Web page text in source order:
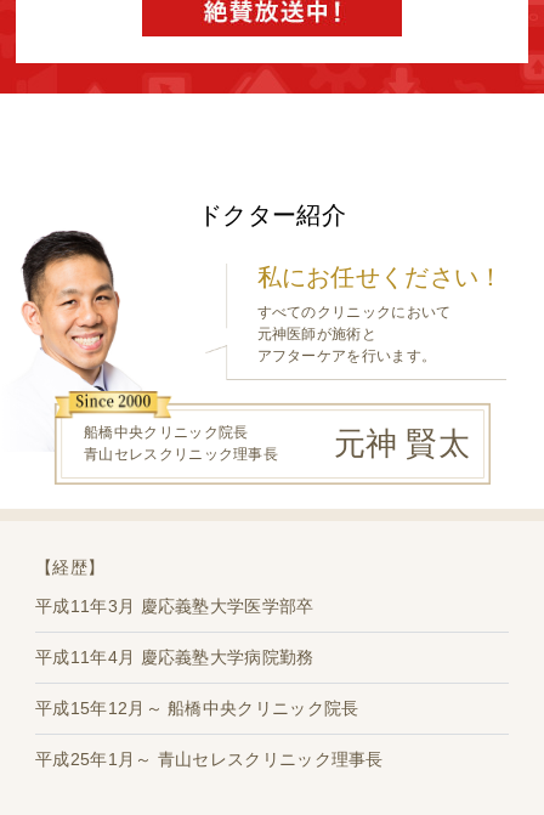
ドクター紹介
私にお任せください！
すべてのクリニックにおいて
元神医師が施術と
アフターケアを行います。
船橋中央クリニック院長
青山セレスクリニック理事長
元神 賢太
【経歴】
平成11年3月 慶応義塾大学医学部卒
平成11年4月 慶応義塾大学病院勤務
平成15年12月～ 船橋中央クリニック院長
平成25年1月～ 青山セレスクリニック理事長